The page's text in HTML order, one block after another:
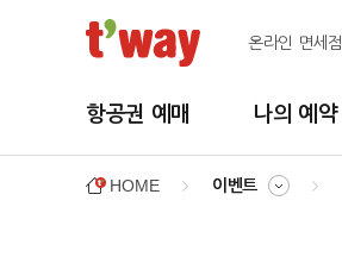
온라인 면세점
항공권 예매 나의 예약
HOME 이벤트